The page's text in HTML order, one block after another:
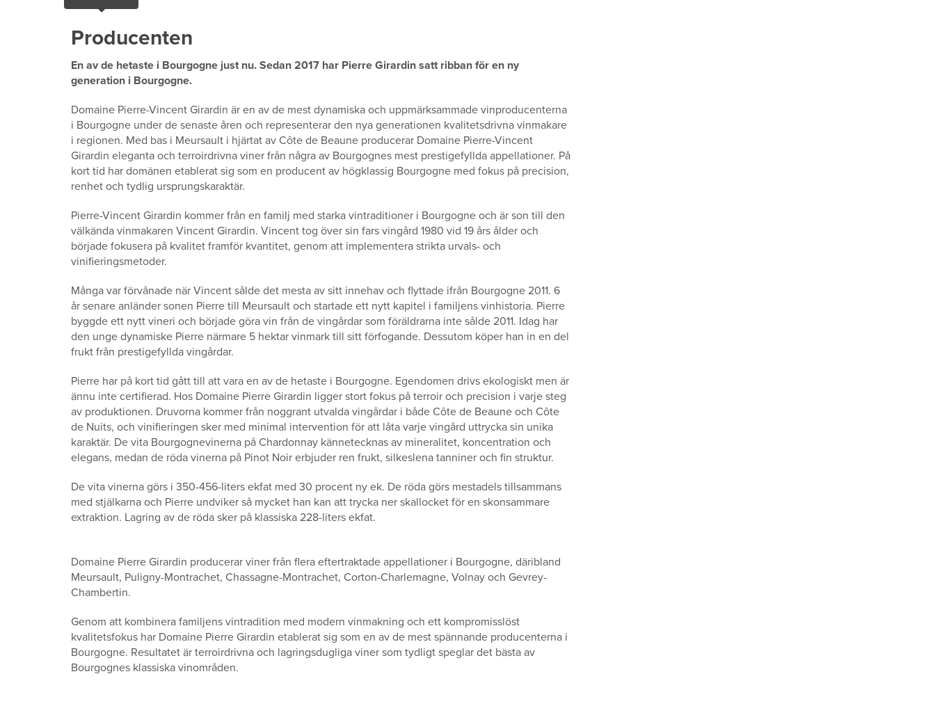
Producenten
En av de hetaste i Bourgogne just nu. Sedan 2017 har Pierre Girardin satt ribban för en ny
generation i Bourgogne.
Domaine Pierre-Vincent Girardin är en av de mest dynamiska och uppmärksammade vinproducenterna
i Bourgogne under de senaste åren och representerar den nya generationen kvalitetsdrivna vinmakare
i regionen. Med bas i Meursault i hjärtat av Côte de Beaune producerar Domaine Pierre-Vincent
Girardin eleganta och terroirdrivna viner från några av Bourgognes mest prestigefyllda appellationer. På
kort tid har domänen etablerat sig som en producent av högklassig Bourgogne med fokus på precision,
renhet och tydlig ursprungskaraktär.
Pierre-Vincent Girardin kommer från en familj med starka vintraditioner i Bourgogne och är son till den
välkända vinmakaren Vincent Girardin. Vincent tog över sin fars vingård 1980 vid 19 års ålder och
började fokusera på kvalitet framför kvantitet, genom att implementera strikta urvals- och
vinifieringsmetoder.
Många var förvånade när Vincent sålde det mesta av sitt innehav och flyttade ifrån Bourgogne 2011. 6
år senare anländer sonen Pierre till Meursault och startade ett nytt kapitel i familjens vinhistoria. Pierre
byggde ett nytt vineri och började göra vin från de vingårdar som föräldrarna inte sålde 2011. Idag har
den unge dynamiske Pierre närmare 5 hektar vinmark till sitt förfogande. Dessutom köper han in en del
frukt från prestigefyllda vingårdar.
Pierre har på kort tid gått till att vara en av de hetaste i Bourgogne. Egendomen drivs ekologiskt men är
ännu inte certifierad. Hos Domaine Pierre Girardin ligger stort fokus på terroir och precision i varje steg
av produktionen. Druvorna kommer från noggrant utvalda vingårdar i både Côte de Beaune och Côte
de Nuits, och vinifieringen sker med minimal intervention för att låta varje vingård uttrycka sin unika
karaktär. De vita Bourgognevinerna på Chardonnay kännetecknas av mineralitet, koncentration och
elegans, medan de röda vinerna på Pinot Noir erbjuder ren frukt, silkeslena tanniner och fin struktur.
De vita vinerna görs i 350-456-liters ekfat med 30 procent ny ek. De röda görs mestadels tillsammans
med stjälkarna och Pierre undviker så mycket han kan att trycka ner skallocket för en skonsammare
extraktion. Lagring av de röda sker på klassiska 228-liters ekfat.
Domaine Pierre Girardin producerar viner från flera eftertraktade appellationer i Bourgogne, däribland
Meursault, Puligny-Montrachet, Chassagne-Montrachet, Corton-Charlemagne, Volnay och Gevrey-
Chambertin.
Genom att kombinera familjens vintradition med modern vinmakning och ett kompromisslöst
kvalitetsfokus har Domaine Pierre Girardin etablerat sig som en av de mest spännande producenterna i
Bourgogne. Resultatet är terroirdrivna och lagringsdugliga viner som tydligt speglar det bästa av
Bourgognes klassiska vinområden.